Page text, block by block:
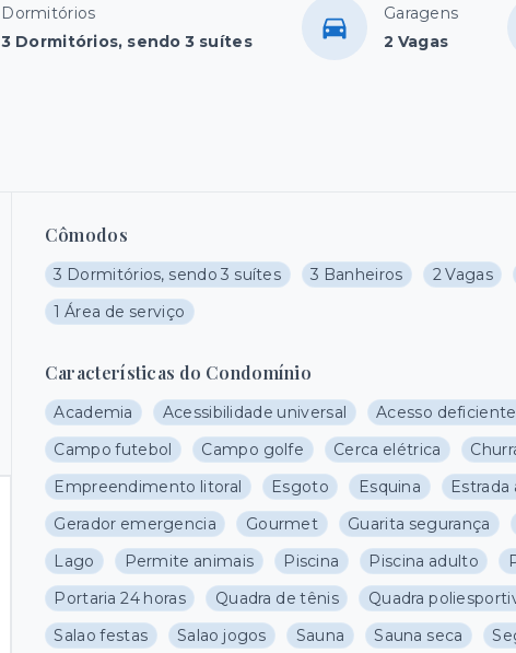
Dormitórios
3 Dormitórios, sendo 3 suítes
Garagens
2 Vagas
Cômodos
3 Dormitórios, sendo 3 suítes 3 Banheiros 2 Vagas
1 Área de serviço
Características do Condomínio
Academia Acessibilidade universal Acesso
Campo futebol
Campo golfe Cerca elétrica
Empreendimento litoral
Esgoto Esquina Estrada
Gerador emergencia
Gourmet Guarita segurança
Lago
Permite animais Piscina Piscina adulto
Portaria 24 horas
Quadra de tênis Quadra
Salao festas
Salao jogos Sauna Sauna seca